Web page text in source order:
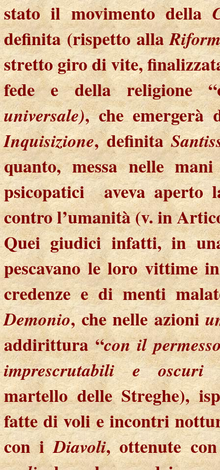
stato il movimento della
definita (rispetto alla
stretto giro di vite,
fede e della religione “
universale), che
Inquisizione, definita
quanto, messa nelle
psicopatici
aveva
contro l’umanità (v. in
Quei giudici infatti, in
pescavano le loro vittime
credenze e di menti
Demonio, che nelle azioni
addirittura “con il
imprescrutabili e
martello delle Streghe),
fatte di voli e incontri
con iDiavoli, ottenute